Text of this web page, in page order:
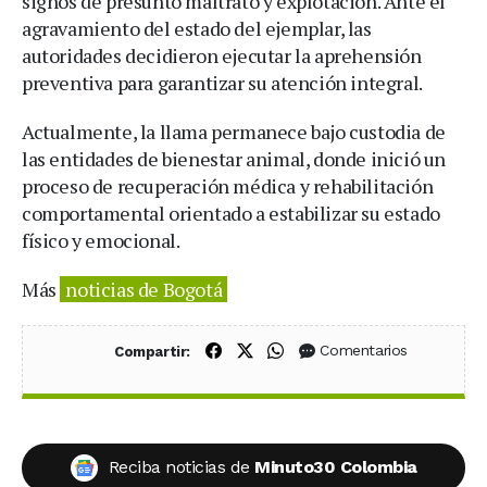
agravamiento del estado del ejemplar, las
autoridades decidieron ejecutar la aprehensión
preventiva para garantizar su atención integral.
Actualmente, la llama permanece bajo custodia de
las entidades de bienestar animal, donde inició un
proceso de recuperación médica y rehabilitación
comportamental orientado a estabilizar su estado
físico y emocional.
Más noticias de Bogotá
Compartir: Compartir en Facebook
Compartir en X (Twitter)
Compartir en WhatsApp
Comentarios
Reciba noticias de Minuto30 Colombia